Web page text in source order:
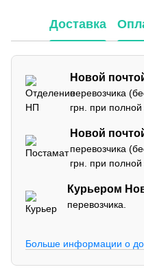
Доставка
Новой
перевозчика
грн. при полной
Новой
перевозчика
грн. при полной
Курьером
перевозчика.
Больше информации о